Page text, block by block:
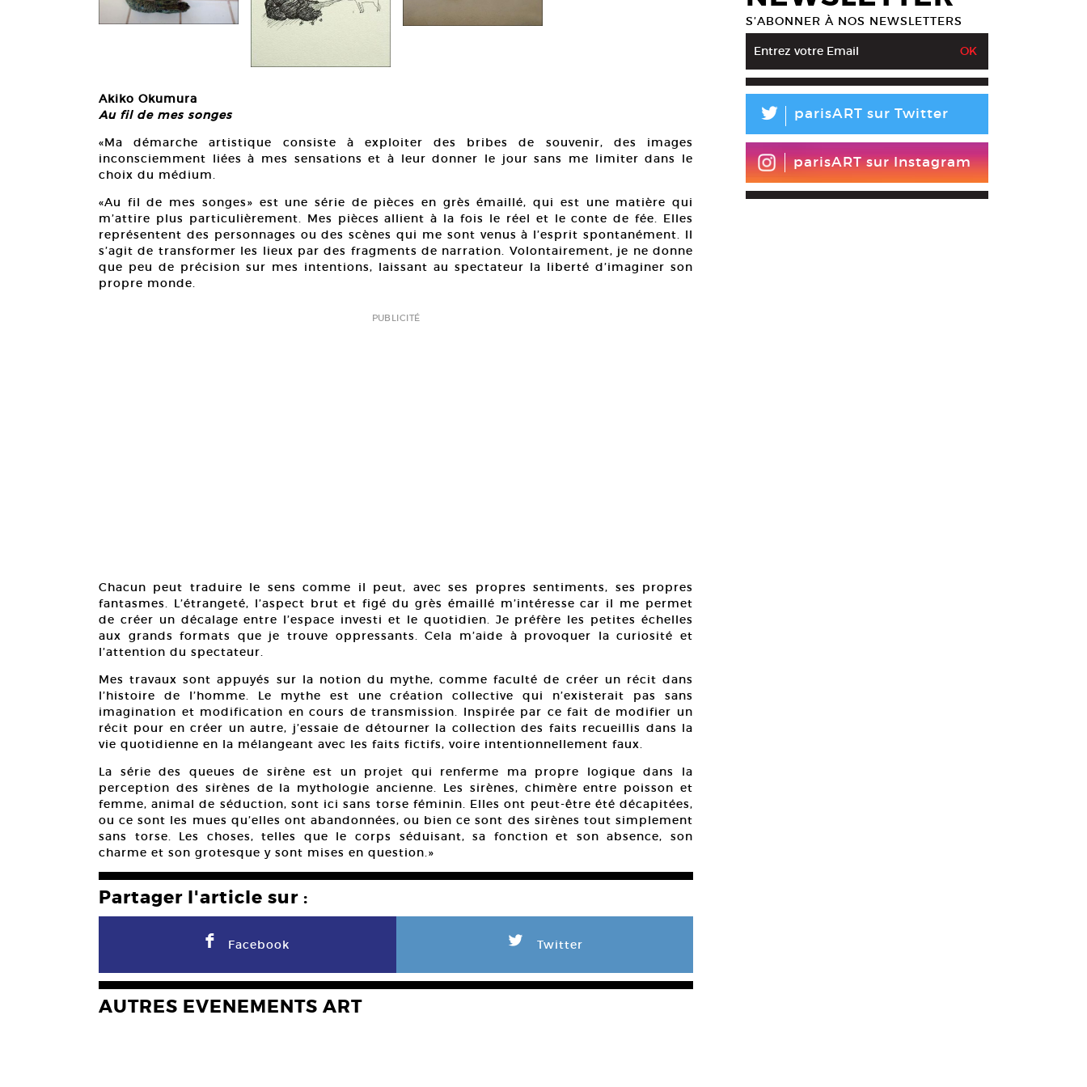
Courtesy BAR Roubaix © Akiko Okumura
Akiko Okumura
Au fil de mes songes
«Ma démarche artistique consiste à exploiter des bribes de souvenir, des images
inconsciemment liées à mes sensations et à leur donner le jour sans me limiter dans le
choix du médium.
«Au fil de mes songes» est une série de pièces en grès émaillé, qui est une matière qui
m’attire plus particulièrement. Mes pièces allient à la fois le réel et le conte de fée. Elles
représentent des personnages ou des scènes qui me sont venus à l’esprit spontanément. Il
s’agit de transformer les lieux par des fragments de narration. Volontairement, je ne donne
que peu de précision sur mes intentions, laissant au spectateur la liberté d’imaginer son
propre monde.
PUBLICITÉ
Chacun peut traduire le sens comme il peut, avec ses propres sentiments, ses propres
fantasmes. L’étrangeté, l’aspect brut et figé du grès émaillé m’intéresse car il me permet
de créer un décalage entre l’espace investi et le quotidien. Je préfère les petites échelles
aux grands formats que je trouve oppressants. Cela m’aide à provoquer la curiosité et
l’attention du spectateur.
Mes travaux sont appuyés sur la notion du mythe, comme faculté de créer un récit dans
l’histoire de l’homme. Le mythe est une création collective qui n’existerait pas sans
imagination et modification en cours de transmission. Inspirée par ce fait de modifier un
récit pour en créer un autre, j’essaie de détourner la collection des faits recueillis dans la
vie quotidienne en la mélangeant avec les faits fictifs, voire intentionnellement faux.
La série des queues de sirène est un projet qui renferme ma propre logique dans la
perception des sirènes de la mythologie ancienne. Les sirènes, chimère entre poisson et
femme, animal de séduction, sont ici sans torse féminin. Elles ont peut-être été décapitées,
ou ce sont les mues qu’elles ont abandonnées, ou bien ce sont des sirènes tout simplement
sans torse. Les choses, telles que le corps séduisant, sa fonction et son absence, son
charme et son grotesque y sont mises en question.»
Partager l'article sur :
F Facebook L Twitter
AUTRES EVENEMENTS ART
S’ABONNER À NOS NEWSLETTERS
L parisART sur Twitter
parisART sur Instagram